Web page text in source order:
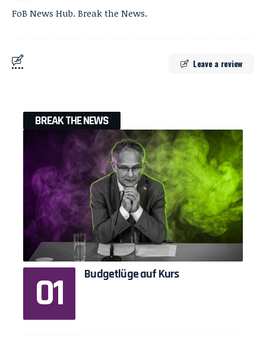
FoB News Hub. Break the News.
Leave a review
BREAK THE NEWS
Budgetlüge auf Kurs